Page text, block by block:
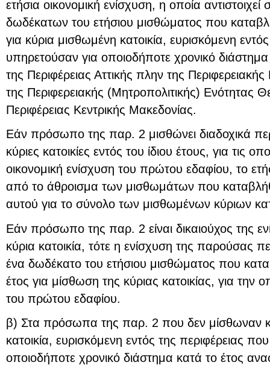
ετήσια οικονομική ενίσχυση, η οποία
δωδέκατων του ετήσιου μισθώματος που
για κύρια μισθωμένη κατοικία, ευρισκόμενη
υπηρετούσαν για οποιοδήποτε χρονικό
της Περιφέρειας Αττικής πλην της
της Περιφερειακής (Μητροπολιτικής) Ενότητας
Περιφέρειας Κεντρικής Μακεδονίας.
Εάν πρόσωπο της παρ. 2 μισθώνει διαδοχικά
κύριες κατοικίες εντός του ίδιου έτους, για τις
οικονομική ενίσχυση του πρώτου εδαφίου, το
από το άθροισμα των μισθωμάτων που
αυτού για το σύνολο των μισθωμένων κύριων
Εάν πρόσωπο της παρ. 2 είναι δικαιούχος της
κύρια κατοικία, τότε η ενίσχυση της παρούσας
ένα δωδέκατο του ετήσιου μισθώματος που
έτος για μίσθωση της κύριας κατοικίας, για την
του πρώτου εδαφίου.
β) Στα πρόσωπα της παρ. 2 που δεν μίσθωναν
κατοικία, ευρισκόμενη εντός της περιφέρειας
οποιοδήποτε χρονικό διάστημα κατά το έτος